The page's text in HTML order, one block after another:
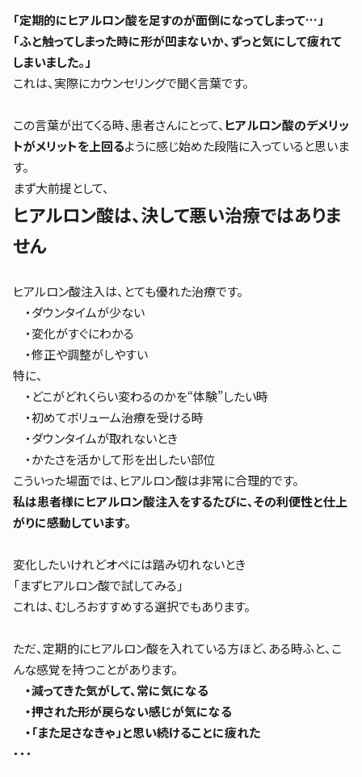
「定期的にヒアルロン酸を足すのが面倒になってしまって…」
「ふと触ってしまった時に形が凹まないか、ずっと気にして疲れて
しまいました。」
これは、実際にカウンセリングで聞く言葉です。
この言葉が出てくる時、患者さんにとって、 ヒアルロン酸のデメリッ
トがメリットを上回るように感じ始めた段階に入っていると思いま
す。
まず大前提として、
ヒアルロン酸は、決して悪い治療ではありま
せん
ヒアルロン酸注入は、とても優れた治療です。
・ダウンタイムが少ない
・変化がすぐにわかる
・修正や調整がしやすい
特に、
・どこがどれくらい変わるのかを“体験”したい時
・初めてボリューム治療を受ける時
・ダウンタイムが取れないとき
・かたさを活かして形を出したい部位
こういった場面では、ヒアルロン酸は非常に合理的です。
私は患者様にヒアルロン酸注入をするたびに、その利便性と仕上
がりに感動しています。
変化したいけれどオペには踏み切れないとき
「まずヒアルロン酸で試してみる」
これは、むしろおすすめする選択でもあります。
ただ、定期的にヒアルロン酸を入れている方ほど、ある時ふと、こ
んな感覚を持つことがあります。
・減ってきた気がして、常に気になる
・押された形が戻らない感じが気になる
・「また足さなきゃ」と思い続けることに疲れた
・・・